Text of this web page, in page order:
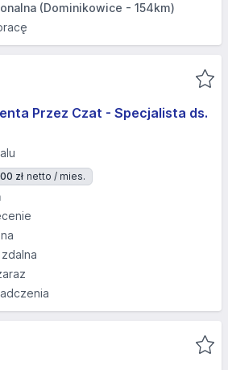
(Dominikowice - 154km)
Przez Czat - Specjalista ds.
zł netto / mies.